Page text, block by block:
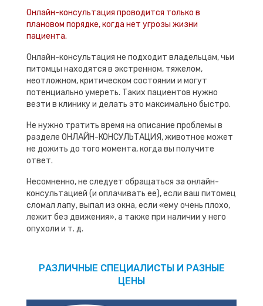
Онлайн-консультация проводится только в
плановом порядке, когда нет угрозы жизни
пациента.
Онлайн-консультация не подходит владельцам, чьи
питомцы находятся в экстренном, тяжелом,
неотложном, критическом состоянии и могут
потенциально умереть. Таких пациентов нужно
везти в клинику и делать это максимально быстро.
Не нужно тратить время на описание проблемы в
разделе ОНЛАЙН-КОНСУЛЬТАЦИЯ, животное может
не дожить до того момента, когда вы получите
ответ.
Несомненно, не следует обращаться за онлайн-
консультацией (и оплачивать ее), если ваш питомец
сломал лапу, выпал из окна, если «ему очень плохо,
лежит без движения», а также при наличии у него
опухоли и т. д.
РАЗЛИЧНЫЕ СПЕЦИАЛИСТЫ И РАЗНЫЕ
ЦЕНЫ